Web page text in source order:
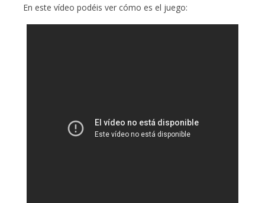
En este vídeo podéis ver cómo es el juego: